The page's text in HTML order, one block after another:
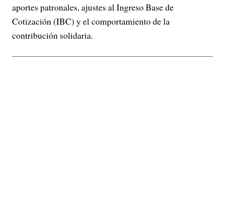
aportes patronales, ajustes al Ingreso Base de
Cotización (IBC) y el comportamiento de la
contribución solidaria.